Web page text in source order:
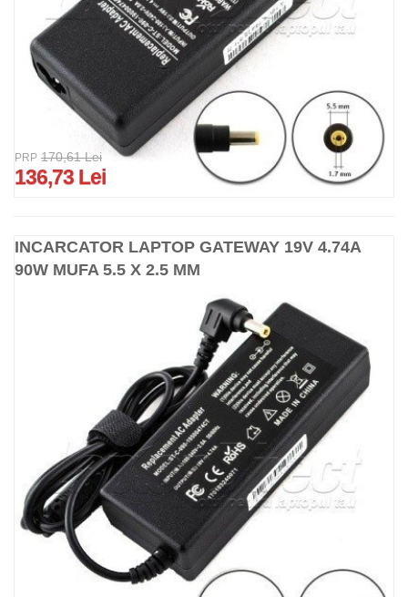
PRP 170,61 Lei
136,73 Lei
INCARCATOR LAPTOP GATEWAY 19V 4.74A
90W MUFA 5.5 X 2.5 MM